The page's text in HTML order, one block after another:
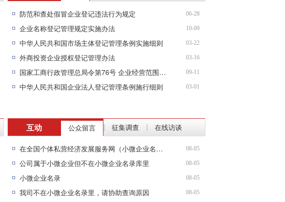
防范和查处假冒企业登记违法行为规定 06-28
企业名称登记管理规定实施办法 10-09
中华人民共和国市场主体登记管理条例实施细则 03-22
外商投资企业授权登记管理办法 03-16
国家工商行政管理总局令第76号 企业经营范围登记管理规定 09-11
中华人民共和国企业法人登记管理条例施行细则 03-01
互动 公众留言 | 征集调查 | 在线访谈
在全国个体私营经济发展服务网（小微企业名录）中查不到 08-05
公司属于小微企业但不在小微企业名录库里 08-05
小微企业名录 08-05
我司不在小微企业名录里，请协助查询原因 08-05